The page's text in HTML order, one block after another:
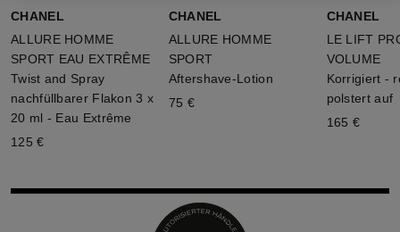
CHANEL
ALLURE HOMME
SPORT EAU EXTRÊME
Twist and Spray
nachfüllbarer Flakon 3 x
20 ml - Eau Extrême
125 €
CHANEL
ALLURE HOMME
SPORT
Aftershave-Lotion
75 €
CHANEL
LE LIFT
VOLUME
Korrigiert -
polstert auf
165 €